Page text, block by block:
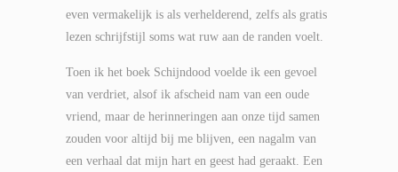
even vermakelijk is als verhelderend, zelfs als gratis
lezen schrijfstijl soms wat ruw aan de randen voelt.
Toen ik het boek Schijndood voelde ik een gevoel
van verdriet, alsof ik afscheid nam van een oude
vriend, maar de herinneringen aan onze tijd samen
zouden voor altijd bij me blijven, een nagalm van
een verhaal dat mijn hart en geest had geraakt. Een